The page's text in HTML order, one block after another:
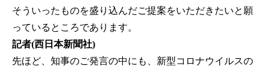
そういったものを盛り込んだご提案をいただきたいと願
っているところであります。
記者(西日本新聞社)
先ほど、知事のご発言の中にも、新型コロナウイルスの